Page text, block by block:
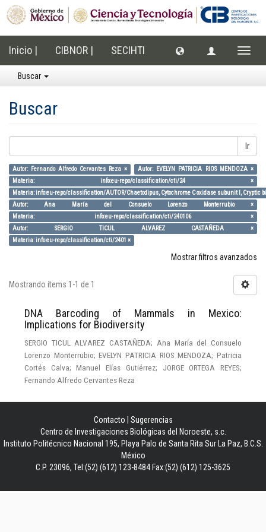
Inicio | CIBNOR | SECIHTI
Buscar
Buscar
Ir
Autor: Fernando Alfredo Cervantes Reza ×
Autor: EVELYN PATRICIA RIOS MENDOZA ×
Materia: info:eu-repo/classification/cti/24 ×
Materia: info:eu-repo/classification/AUTOR/Chaetodipus, Cytochrome C oxidase subunit I, Cryptic
Autor: Ana María del Consuelo Lorenzo Monterrubio ×
Materia: info:eu-repo/classification/cti/240106 ×
Autor: SERGIO TICUL ALVAREZ CASTAÑEDA ×
Materia: info:eu-repo/classification/cti/2401 ×
Mostrar filtros avanzados
Mostrando ítems 1-1 de 1
DNA Barcoding of Mammals in Mexico:
Implications for Biodiversity
SERGIO TICUL ALVAREZ CASTAÑEDA; Ana María del Consuelo
Lorenzo Monterrubio; EVELYN PATRICIA RIOS MENDOZA; Patricia
Cortés Calva; Manuel Elías Gutiérrez; JORGE ORTEGA REYES;
Fernando Alfredo Cervantes Reza
Contacto
Sugerencias
Centro de Investigaciones Biológicas del Noroeste, s.c.
Instituto Politécnico Nacional 195, Playa Palo de Santa Rita Sur La Paz, B.C.S.
México
C.P. 23096, Tel:(52) (612) 123-8484 Fax:(52) (612) 125-3625